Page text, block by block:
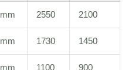
mm 2550 2100
mm 1730 1450
mm 1100 900